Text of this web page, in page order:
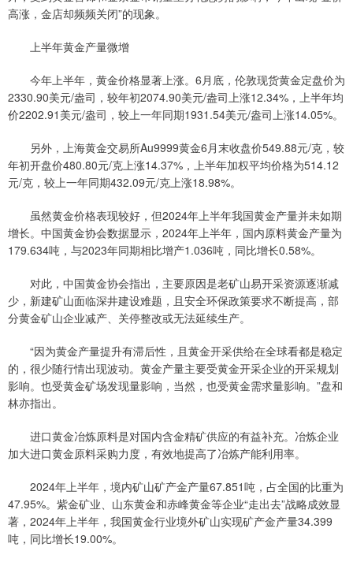
高涨，金店却频频关闭”的现象。
上半年黄金产量微增
今年上半年，黄金价格显著上涨。6月底，伦敦现货黄金定盘价为
2330.90美元/盎司，较年初2074.90美元/盎司上涨12.34%，上半年均
价2202.91美元/盎司，较上一年同期1931.54美元/盎司上涨14.05%。
另外，上海黄金交易所Au9999黄金6月末收盘价549.88元/克，较
年初开盘价480.80元/克上涨14.37%，上半年加权平均价格为514.12
元/克，较上一年同期432.09元/克上涨18.98%。
虽然黄金价格表现较好，但2024年上半年我国黄金产量并未如期
增长。中国黄金协会数据显示，2024年上半年，国内原料黄金产量为
179.634吨，与2023年同期相比增产1.036吨，同比增长0.58%。
对此，中国黄金协会指出，主要原因是老矿山易开采资源逐渐减
少，新建矿山面临深井建设难题，且安全环保政策要求不断提高，部
分黄金矿山企业减产、关停整改或无法延续生产。
“因为黄金产量提升有滞后性，且黄金开采供给在全球看都是稳定
的，很少随行情出现波动。黄金产量主要受黄金开采企业的开采规划
影响。也受黄金矿场发现量影响，当然，也受黄金需求量影响。”盘和
林亦指出。
进口黄金冶炼原料是对国内含金精矿供应的有益补充。冶炼企业
加大进口黄金原料采购力度，有效地提高了冶炼产能利用率。
2024年上半年，境内矿山矿产金产量67.851吨，占全国的比重为
47.95%。紫金矿业、山东黄金和赤峰黄金等企业“走出去”战略成效显
著，2024年上半年，我国黄金行业境外矿山实现矿产金产量34.399
吨，同比增长19.00%。